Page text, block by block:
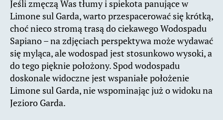
Jeśli zmęczą Was tłumy i spiekota panujące w
Limone sul Garda, warto przespacerować się krótką,
choć nieco stromą trasą do ciekawego Wodospadu
Sapiano – na zdjęciach perspektywa może wydawać
się myląca, ale wodospad jest stosunkowo wysoki, a
do tego pięknie położony. Spod wodospadu
doskonale widoczne jest wspaniałe położenie
Limone sul Garda, nie wspominając już o widoku na
Jezioro Garda.